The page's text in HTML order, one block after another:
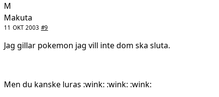
M
Makuta
11 OKT 2003 #9
Jag gillar pokemon jag vill inte dom ska sluta.
Men du kanske luras :wink: :wink: :wink: